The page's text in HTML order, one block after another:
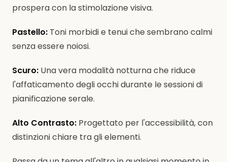
prospera con la stimolazione visiva.
Pastello: Toni morbidi e tenui che sembrano calmi
senza essere noiosi.
Scuro: Una vera modalità notturna che riduce
l'affaticamento degli occhi durante le sessioni di
pianificazione serale.
Alto Contrasto: Progettato per l'accessibilità, con
distinzioni chiare tra gli elementi.